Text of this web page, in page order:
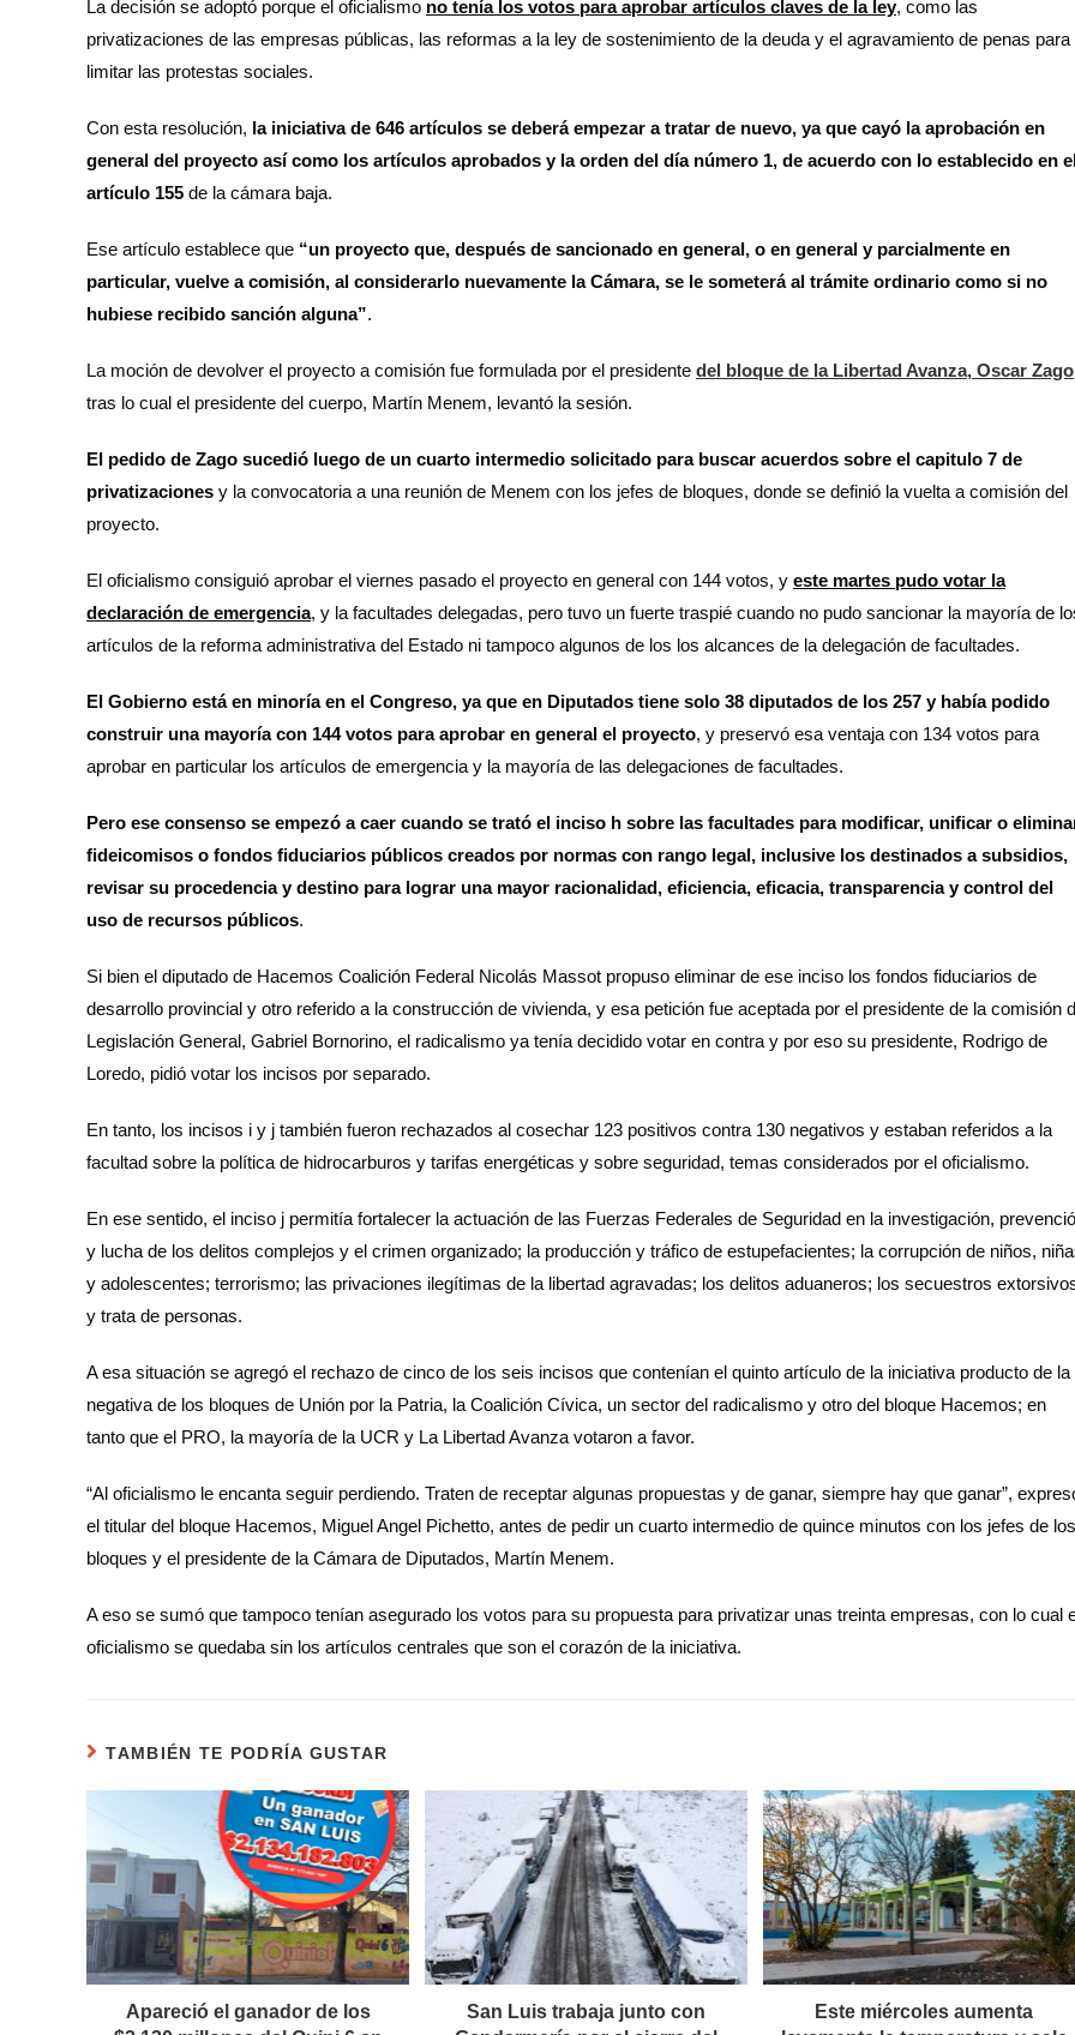
La decisión se adoptó porque el oficialismo no tenía los votos para aprobar artículos claves de la ley, como las
privatizaciones de las empresas públicas, las reformas a la ley de sostenimiento de la deuda y el agravamiento de penas para
limitar las protestas sociales.
Con esta resolución, la iniciativa de 646 artículos se deberá empezar a tratar de nuevo, ya que cayó la aprobación en
general del proyecto así como los artículos aprobados y la orden del día número 1, de acuerdo con lo establecido en
artículo 155 de la cámara baja.
Ese artículo establece que “un proyecto que, después de sancionado en general, o en general y parcialmente en
particular, vuelve a comisión, al considerarlo nuevamente la Cámara, se le someterá al trámite ordinario como si no
hubiese recibido sanción alguna”.
La moción de devolver el proyecto a comisión fue formulada por el presidente del bloque de la Libertad Avanza, Oscar Zago
tras lo cual el presidente del cuerpo, Martín Menem, levantó la sesión.
El pedido de Zago sucedió luego de un cuarto intermedio solicitado para buscar acuerdos sobre el capitulo 7 de
privatizaciones y la convocatoria a una reunión de Menem con los jefes de bloques, donde se definió la vuelta a comisión del
proyecto.
El oficialismo consiguió aprobar el viernes pasado el proyecto en general con 144 votos, y este martes pudo votar la
declaración de emergencia, y la facultades delegadas, pero tuvo un fuerte traspié cuando no pudo sancionar la mayoría de
artículos de la reforma administrativa del Estado ni tampoco algunos de los los alcances de la delegación de facultades.
El Gobierno está en minoría en el Congreso, ya que en Diputados tiene solo 38 diputados de los 257 y había podido
construir una mayoría con 144 votos para aprobar en general el proyecto, y preservó esa ventaja con 134 votos para
aprobar en particular los artículos de emergencia y la mayoría de las delegaciones de facultades.
Pero ese consenso se empezó a caer cuando se trató el inciso h sobre las facultades para modificar, unificar o
fideicomisos o fondos fiduciarios públicos creados por normas con rango legal, inclusive los destinados a subsidios,
revisar su procedencia y destino para lograr una mayor racionalidad, eficiencia, eficacia, transparencia y control del
uso de recursos públicos.
Si bien el diputado de Hacemos Coalición Federal Nicolás Massot propuso eliminar de ese inciso los fondos fiduciarios de
desarrollo provincial y otro referido a la construcción de vivienda, y esa petición fue aceptada por el presidente de la comisión
Legislación General, Gabriel Bornorino, el radicalismo ya tenía decidido votar en contra y por eso su presidente, Rodrigo de
Loredo, pidió votar los incisos por separado.
En tanto, los incisos i y j también fueron rechazados al cosechar 123 positivos contra 130 negativos y estaban referidos a la
facultad sobre la política de hidrocarburos y tarifas energéticas y sobre seguridad, temas considerados por el oficialismo.
En ese sentido, el inciso j permitía fortalecer la actuación de las Fuerzas Federales de Seguridad en la investigación,
y lucha de los delitos complejos y el crimen organizado; la producción y tráfico de estupefacientes; la corrupción de niños,
y adolescentes; terrorismo; las privaciones ilegítimas de la libertad agravadas; los delitos aduaneros; los secuestros
y trata de personas.
A esa situación se agregó el rechazo de cinco de los seis incisos que contenían el quinto artículo de la iniciativa producto de la
negativa de los bloques de Unión por la Patria, la Coalición Cívica, un sector del radicalismo y otro del bloque Hacemos; en
tanto que el PRO, la mayoría de la UCR y La Libertad Avanza votaron a favor.
“Al oficialismo le encanta seguir perdiendo. Traten de receptar algunas propuestas y de ganar, siempre hay que ganar”,
el titular del bloque Hacemos, Miguel Angel Pichetto, antes de pedir un cuarto intermedio de quince minutos con los jefes de los
bloques y el presidente de la Cámara de Diputados, Martín Menem.
A eso se sumó que tampoco tenían asegurado los votos para su propuesta para privatizar unas treinta empresas, con lo cual
oficialismo se quedaba sin los artículos centrales que son el corazón de la iniciativa.
TAMBIÉN TE PODRÍA GUSTAR
Apareció el ganador de los
San Luis trabaja junto con
Este miércoles aumenta